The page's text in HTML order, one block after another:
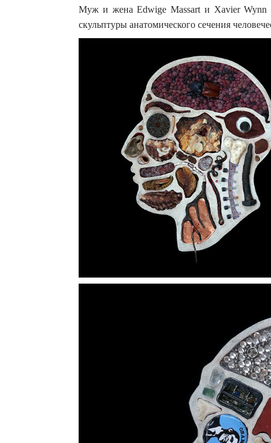
Муж и жена Edwige Massart и Xavier Wynn
скульптуры анатомического сечения